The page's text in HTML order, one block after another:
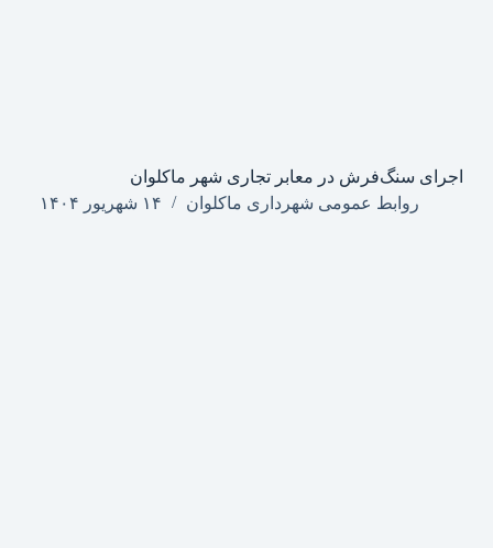
اجرای سنگ‌فرش در معابر تجاری شهر ماکلوان
روابط عمومی شهرداری ماکلوان
۱۴ شهریور ۱۴۰۴